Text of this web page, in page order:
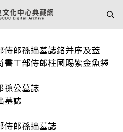
侍郎孫拙墓誌銘并序及蓋
書工部侍郎柱國賜紫金魚袋
孫公墓誌
墓誌
侍郎孫拙墓誌